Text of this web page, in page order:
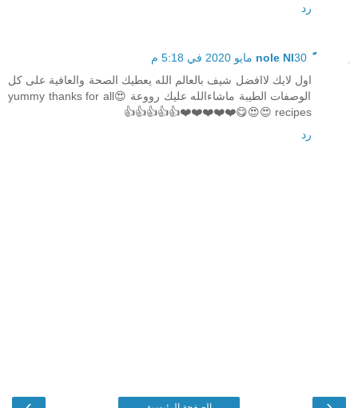
رد
30 مايو 2020 في 5:18 م
اول لايك لاافضل شيف بالعالم الله يعطيك الصحة والعافية على كل
الوصفات الطيبة ماشاءالله عليك رووعة 😍yummy thanks for all
recipes 😍😍😋❤️❤️❤️❤️❤️👍👍👍👍👍
رد